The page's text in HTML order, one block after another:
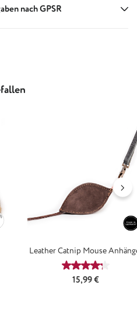
nach GPSR
Bewertung von 5 von 5 Sternen
Leather Catnip Mouse
Regulärer Preis:
15,99 €